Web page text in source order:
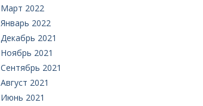
Март 2022
Январь 2022
Декабрь 2021
Ноябрь 2021
Сентябрь 2021
Август 2021
Июнь 2021